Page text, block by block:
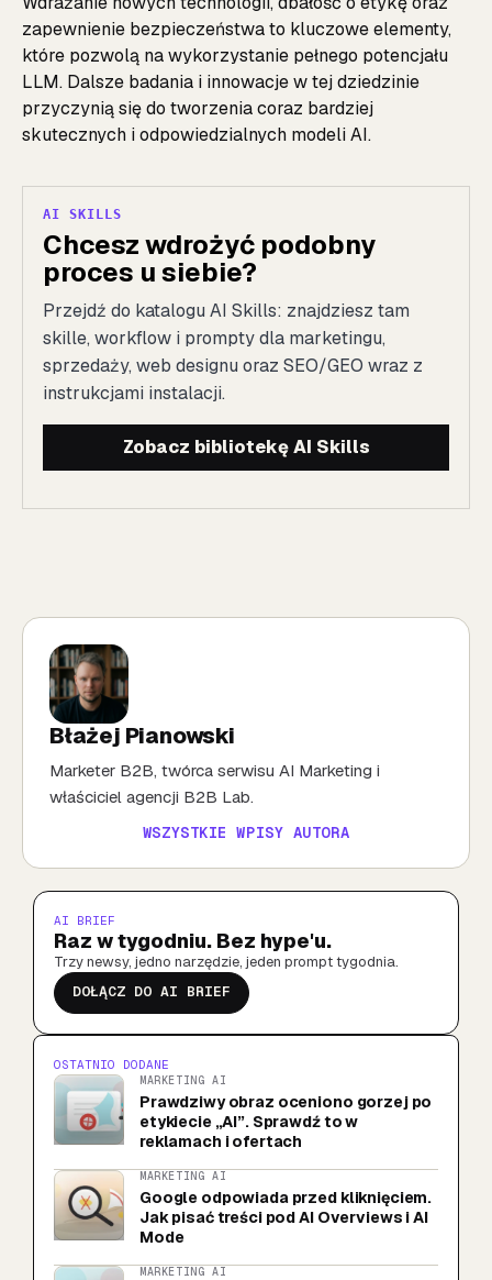
zapewnienie bezpieczeństwa to kluczowe elementy,
które pozwolą na wykorzystanie pełnego potencjału
LLM. Dalsze badania i innowacje w tej dziedzinie
przyczynią się do tworzenia coraz bardziej
skutecznych i odpowiedzialnych modeli AI.
AI SKILLS
Chcesz wdrożyć podobny
proces u siebie?
Przejdź do katalogu AI Skills: znajdziesz tam
skille, workflow i prompty dla marketingu,
sprzedaży, web designu oraz SEO/GEO wraz z
instrukcjami instalacji.
Zobacz bibliotekę AI Skills
Błażej Pianowski
Marketer B2B, twórca serwisu AI Marketing i
właściciel agencji B2B Lab.
WSZYSTKIE WPISY AUTORA
AI BRIEF
Raz w tygodniu. Bez hype'u.
Trzy newsy, jedno narzędzie, jeden prompt tygodnia.
DOŁĄCZ DO AI BRIEF
OSTATNIO DODANE
MARKETING AI
Prawdziwy obraz oceniono gorzej po
etykiecie „AI”. Sprawdź to w
reklamach i ofertach
MARKETING AI
Google odpowiada przed kliknięciem.
Jak pisać treści pod AI Overviews i AI
Mode
MARKETING AI